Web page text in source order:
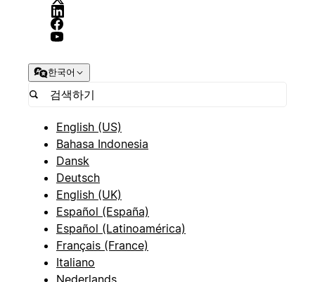
한국어
English (US)
Bahasa Indonesia
Dansk
Deutsch
English (UK)
Español (España)
Español (Latinoamérica)
Français (France)
Italiano